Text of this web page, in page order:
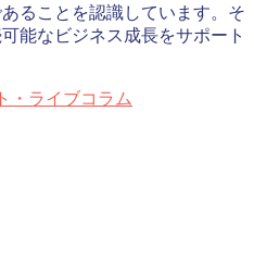
ることを認識しています。そ
能なビジネス成長をサポート
・ライブコラム